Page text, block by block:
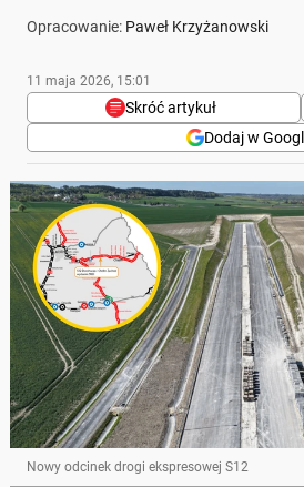
Opracowanie: Paweł Krzyżanowski
11 maja 2026, 15:01
Skróć artykuł
Dodaj w
Poniżej streszczenie artykułu:
Skrót przygotowany przez Onet Czat z AI, może
Budowa nowego odcinka
została zatwierdzona przez
Odcinek połączy Dorohuczę z
będzie miał ponad 22 kilometry
Inwestycja obejmuje budowę
wiaduktów oraz przejść dla
Prace rozpoczną się po
wykonawcy i mają zakończyć
2028.
Ostateczna trasa uległa
planowanego węzła.
Nowy odcinek drogi ekspresowej S12